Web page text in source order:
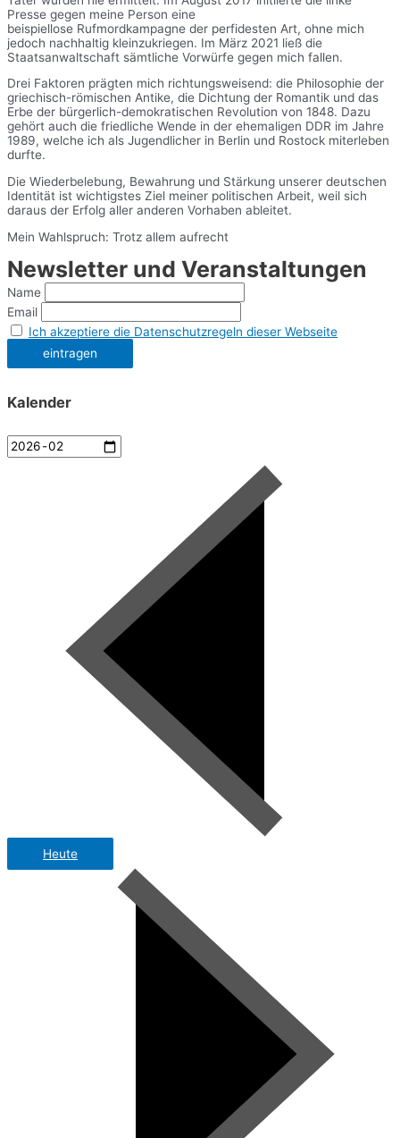
Presse gegen meine Person eine
beispiellose Rufmordkampagne der perfidesten Art, ohne mich
jedoch nachhaltig kleinzukriegen. Im März 2021 ließ die
Staatsanwaltschaft sämtliche Vorwürfe gegen mich fallen.
Drei Faktoren prägten mich richtungsweisend: die Philosophie der
griechisch-römischen Antike, die Dichtung der Romantik und das
Erbe der bürgerlich-demokratischen Revolution von 1848. Dazu
gehört auch die friedliche Wende in der ehemaligen DDR im Jahre
1989, welche ich als Jugendlicher in Berlin und Rostock miterleben
durfte.
Die Wiederbelebung, Bewahrung und Stärkung unserer deutschen
Identität ist wichtigstes Ziel meiner politischen Arbeit, weil sich
daraus der Erfolg aller anderen Vorhaben ableitet.
Mein Wahlspruch: Trotz allem aufrecht
Newsletter und Veranstaltungen
Name
Email
Ich akzeptiere die Datenschutzregeln dieser Webseite
Kalender
Heute